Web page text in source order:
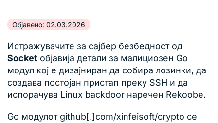
Објавено: 02.03.2026
Истражувачите за сајбер безбедност од
Socket објавија детали за малициозен Go
модул кој е дизајниран да собира лозинки, да
создава постојан пристап преку SSH и да
испорачува Linux backdoor наречен Rekoobe.
Go модулот github[.]com/xinfeisoft/crypto се